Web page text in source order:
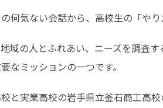
何気ない会話から、高校生の「や
域の人とふれあい、ニーズを調査
なミッションの一つです。
と実業高校の岩手県立釜石商工高校